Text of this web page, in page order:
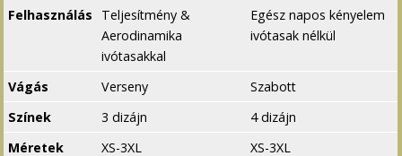
Felhasználás
Teljesítmény &
Aerodinamika
ivótasakkal
Egész napos kényelem
ivótasak nélkül
Vágás Verseny
Szabott
Színek
3 dizájn
4 dizájn
Méretek
XS-3XL
XS-3XL